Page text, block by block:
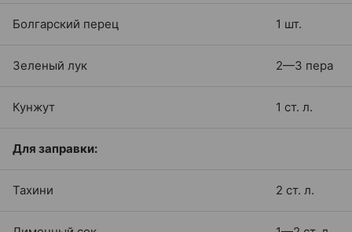
Болгарский перец 1 шт.
Зеленый лук 2—3 пера
Кунжут 1 ст. л.
Для заправки:
Тахини 2 ст. л.